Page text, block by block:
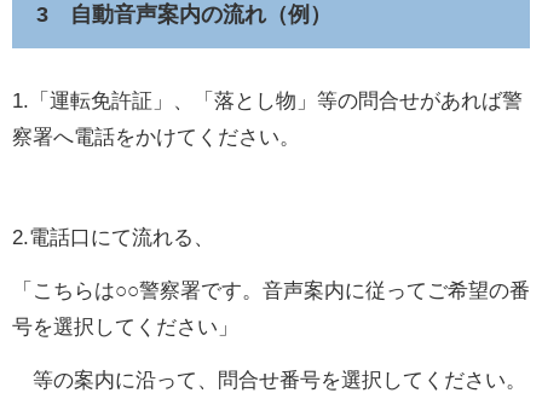
3 自動音声案内の流れ（例）
1.「運転免許証」、「落とし物」等の問合せがあれば警
察署へ電話をかけてください。
2.電話口にて流れる、
「こちらは○○警察署です。音声案内に従ってご希望の番
号を選択してください」
等の案内に沿って、問合せ番号を選択してください。